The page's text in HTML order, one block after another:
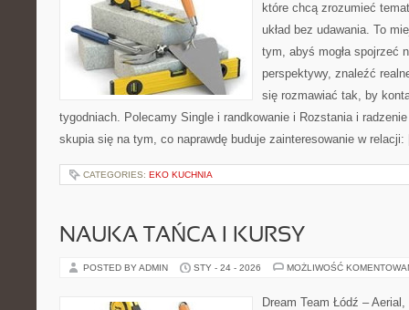
które chcą zrozumieć
układ bez udawania. To
tym, abyś mogła spojrzeć
perspektywy, znaleźć
się rozmawiać tak, by
tygodniach. Polecamy Single i randkowanie i Rozstania i
skupia się na tym, co naprawdę buduje zainteresowanie w
CATEGORIES: EKO KUCHNIA
NAUKA TAŃCA I KURSY
POSTED BY ADMIN STY - 24 - 2026 MOŻLIWOŚĆ
Dream Team Łódź –